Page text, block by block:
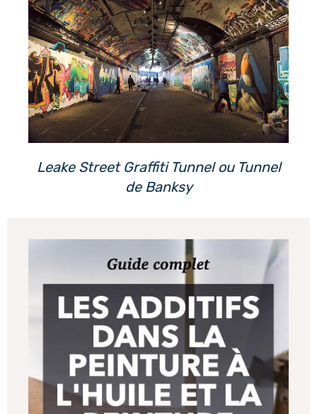
Leake Street Graffiti Tunnel ou Tunnel
de Banksy